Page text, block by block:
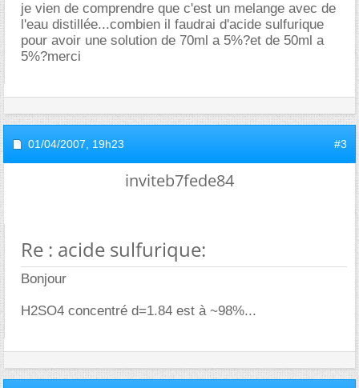
je vien de comprendre que c'est un melange avec de
l'eau distillée...combien il faudrai d'acide sulfurique
pour avoir une solution de 70ml a 5%?et de 50ml a
5%?merci
01/04/2007, 19h23 #3
inviteb7fede84
Re : acide sulfurique:
Bonjour
H2SO4 concentré d=1.84 est à ~98%...